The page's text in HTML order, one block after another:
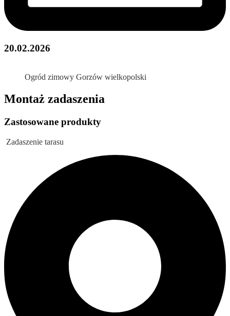
20.02.2026
Ogród zimowy Gorzów wielkopolski
Montaż zadaszenia
Zastosowane produkty
Zadaszenie tarasu